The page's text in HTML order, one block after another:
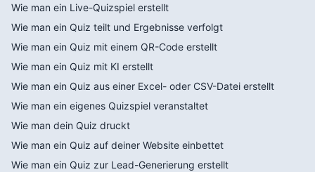
Wie man ein Live-Quizspiel erstellt
Wie man ein Quiz teilt und Ergebnisse verfolgt
Wie man ein Quiz mit einem QR-Code erstellt
Wie man ein Quiz mit KI erstellt
Wie man ein Quiz aus einer Excel- oder CSV-Datei erstellt
Wie man ein eigenes Quizspiel veranstaltet
Wie man dein Quiz druckt
Wie man ein Quiz auf deiner Website einbettet
Wie man ein Quiz zur Lead-Generierung erstellt